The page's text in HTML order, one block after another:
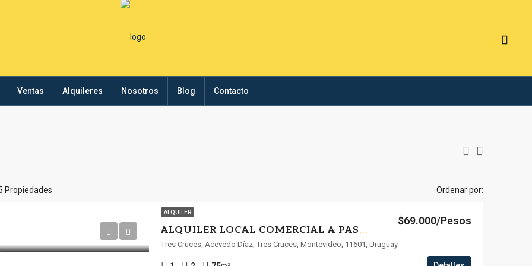
Ventas Alquileres Nosotros Blog Contacto
Propiedades Ordenar por:
ALQUILER
ALQUILER LOCAL COMERCIAL A PASOS DEL SHOPPING TRES CRUCES
$69.000/Pesos
Tres Cruces, Acevedo Díaz, Tres Cruces, Montevideo, 11601, Uruguay